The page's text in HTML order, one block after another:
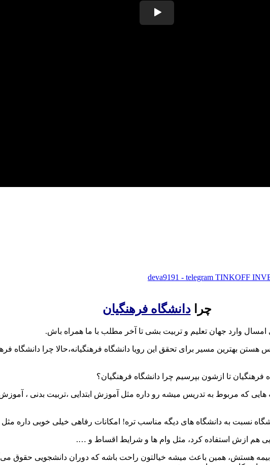
چرادانشگاه فرهنگیان
وارد جهان تعلیم و تربیت بشی تا آخر مطلب با ما همراه باش.
بهترین مسیر برای تحقق این رویا دانشگاه فرهنگیانه،حالا چرا دانشگاه
تا ازشون بپرسیم چرا دانشگاه فرهنگیان؟
نسبت به دانشگاه های دیگه مناسب تره! امکانات رفاهی خیلی خوبی داره مثل
هم ازش استفاده کرد، مثل وام ها و شرایط اقساط و ….